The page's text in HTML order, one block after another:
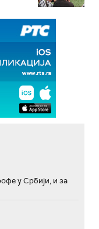
у Србији, и за